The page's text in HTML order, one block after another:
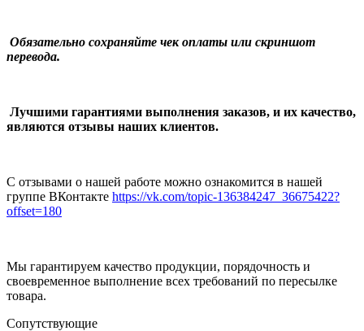
Обязательно сохраняйте чек оплаты или скриншот
перевода.
Лучшими гарантиями выполнения заказов, и их качество,
являются отзывы наших клиентов.
С отзывами о нашей работе можно ознакомится в нашей
группе ВКонтакте https://vk.com/topic-136384247_36675422?
offset=180
Мы гарантируем качество продукции, порядочность и
своевременное выполнение всех требований по пересылке
товара.
Cопутствующие